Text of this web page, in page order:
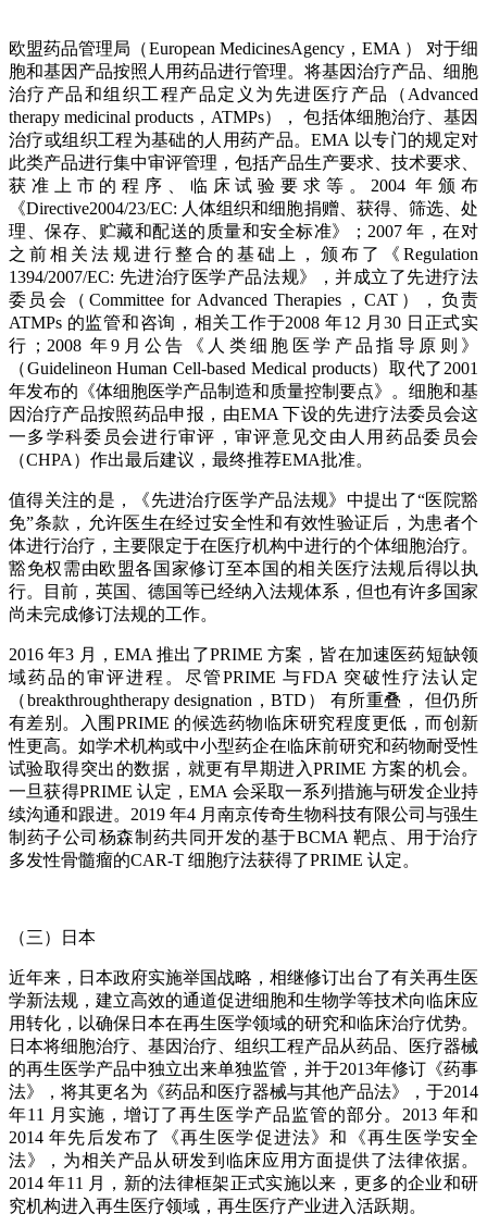
欧盟药品管理局（European MedicinesAgency，EMA ） 对于细
胞和基因产品按照人用药品进行管理。将基因治疗产品、细胞
治疗产品和组织工程产品定义为先进医疗产品（Advanced
therapy medicinal products，ATMPs）， 包括体细胞治疗、基因
治疗或组织工程为基础的人用药产品。EMA 以专门的规定对
此类产品进行集中审评管理，包括产品生产要求、技术要求、
获准上市的程序、临床试验要求等。2004 年颁布
《Directive2004/23/EC: 人体组织和细胞捐赠、获得、筛选、处
理、保存、贮藏和配送的质量和安全标准》；2007 年，在对
之前相关法规进行整合的基础上，颁布了《Regulation
1394/2007/EC: 先进治疗医学产品法规》，并成立了先进疗法
委员会（Committee for Advanced Therapies，CAT），负责
ATMPs 的监管和咨询，相关工作于2008 年12 月30 日正式实
行；2008 年9月公告《人类细胞医学产品指导原则》
（Guidelineon Human Cell-based Medical products）取代了2001
年发布的《体细胞医学产品制造和质量控制要点》。细胞和基
因治疗产品按照药品申报，由EMA 下设的先进疗法委员会这
一多学科委员会进行审评，审评意见交由人用药品委员会
（CHPA）作出最后建议，最终推荐EMA批准。
值得关注的是，《先进治疗医学产品法规》中提出了“医院豁
免”条款，允许医生在经过安全性和有效性验证后，为患者个
体进行治疗，主要限定于在医疗机构中进行的个体细胞治疗。
豁免权需由欧盟各国家修订至本国的相关医疗法规后得以执
行。目前，英国、德国等已经纳入法规体系，但也有许多国家
尚未完成修订法规的工作。
2016 年3 月，EMA 推出了PRIME 方案，皆在加速医药短缺领
域药品的审评进程。尽管PRIME 与FDA 突破性疗法认定
（breakthroughtherapy designation，BTD） 有所重叠， 但仍所
有差别。入围PRIME 的候选药物临床研究程度更低，而创新
性更高。如学术机构或中小型药企在临床前研究和药物耐受性
试验取得突出的数据，就更有早期进入PRIME 方案的机会。
一旦获得PRIME 认定，EMA 会采取一系列措施与研发企业持
续沟通和跟进。2019 年4 月南京传奇生物科技有限公司与强生
制药子公司杨森制药共同开发的基于BCMA 靶点、用于治疗
多发性骨髓瘤的CAR-T 细胞疗法获得了PRIME 认定。
（三）日本
近年来，日本政府实施举国战略，相继修订出台了有关再生医
学新法规，建立高效的通道促进细胞和生物学等技术向临床应
用转化，以确保日本在再生医学领域的研究和临床治疗优势。
日本将细胞治疗、基因治疗、组织工程产品从药品、医疗器械
的再生医学产品中独立出来单独监管，并于2013年修订《药事
法》，将其更名为《药品和医疗器械与其他产品法》，于2014
年11 月实施，增订了再生医学产品监管的部分。2013 年和
2014 年先后发布了《再生医学促进法》和《再生医学安全
法》，为相关产品从研发到临床应用方面提供了法律依据。
2014 年11 月，新的法律框架正式实施以来，更多的企业和研
究机构进入再生医疗领域，再生医疗产业进入活跃期。